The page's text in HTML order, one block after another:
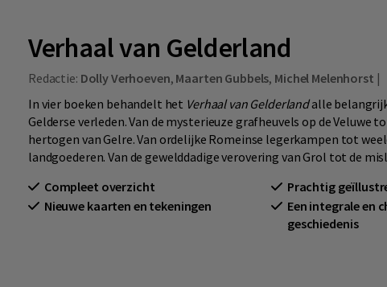
Verhaal van Gelderland
Redactie: Dolly Verhoeven, Maarten Gubbels, Michel Melenhorst |
In vier boeken behandelt het Verhaal van Gelderlandalle
Gelderse verleden. Van de mysterieuze grafheuvels op de Veluwe
hertogen van Gelre. Van ordelijke Romeinse legerkampen tot
landgoederen. Van de gewelddadige verovering van Grol tot de
Compleet overzicht
Prachtig
Nieuwe kaarten en tekeningen
Een integrale en
geschiedenis